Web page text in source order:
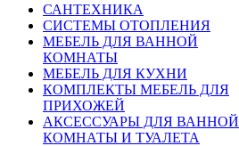
САНТЕХНИКА
СИСТЕМЫ ОТОПЛЕНИЯ
МЕБЕЛЬ ДЛЯ ВАННОЙ
КОМНАТЫ
МЕБЕЛЬ ДЛЯ КУХНИ
КОМПЛЕКТЫ МЕБЕЛЬ ДЛЯ
ПРИХОЖЕЙ
АКСЕССУАРЫ ДЛЯ ВАННОЙ
КОМНАТЫ И ТУАЛЕТА